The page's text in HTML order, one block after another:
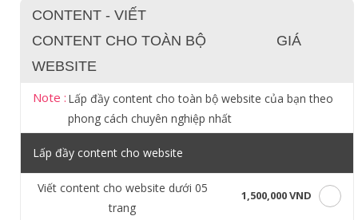
CONTENT - VIẾT
CONTENT CHO TOÀN BỘ
WEBSITE
GIÁ
Note : Lấp đầy content cho toàn bộ website của bạn theo
phong cách chuyên nghiệp nhất
Lấp đầy content cho website
Viết content cho website dưới 05
trang
1,500,000 VND